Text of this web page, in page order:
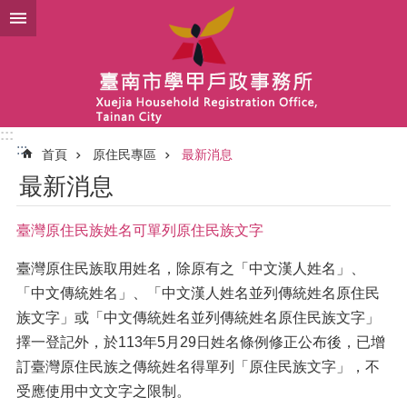
跳到主要內容區塊
:::
:::
首頁 原住民專區 最新消息
最新消息
臺灣原住民族姓名可單列原住民族文字
臺灣原住民族取用姓名，除原有之「中文漢人姓名」、
「中文傳統姓名」、「中文漢人姓名並列傳統姓名原住民
族文字」或「中文傳統姓名並列傳統姓名原住民族文字」
擇一登記外，於113年5月29日姓名條例修正公布後，已增
訂臺灣原住民族之傳統姓名得單列「原住民族文字」，不
受應使用中文文字之限制。